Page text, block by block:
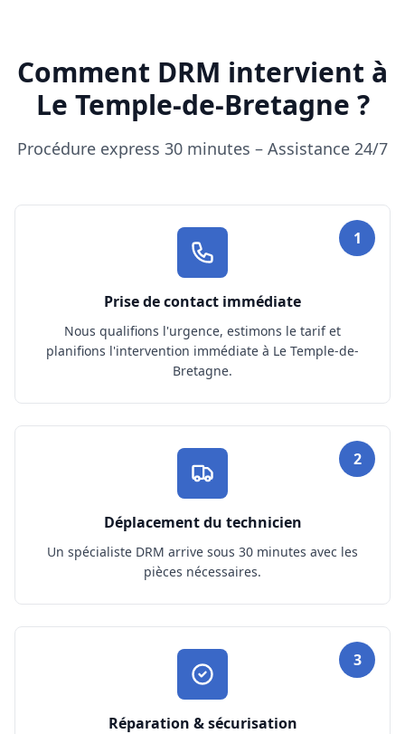
Comment DRM intervient à
Le Temple-de-Bretagne ?
Procédure express 30 minutes – Assistance 24/7
1
Prise de contact immédiate
Nous qualifions l'urgence, estimons le tarif et
planifions l'intervention immédiate à Le Temple-de-
Bretagne.
2
Déplacement du technicien
Un spécialiste DRM arrive sous 30 minutes avec les
pièces nécessaires.
3
Réparation & sécurisation